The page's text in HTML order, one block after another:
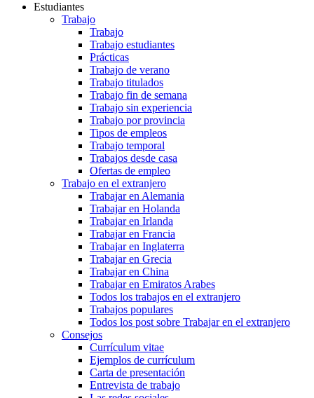
Estudiantes
Trabajo
Trabajo
Trabajo estudiantes
Prácticas
Trabajo de verano
Trabajo titulados
Trabajo fin de semana
Trabajo sin experiencia
Trabajo por provincia
Tipos de empleos
Trabajo temporal
Trabajos desde casa
Ofertas de empleo
Trabajo en el extranjero
Trabajar en Alemania
Trabajar en Holanda
Trabajar en Irlanda
Trabajar en Francia
Trabajar en Inglaterra
Trabajar en Grecia
Trabajar en China
Trabajar en Emiratos Arabes
Todos los trabajos en el extranjero
Trabajos populares
Todos los post sobre Trabajar en el extranjero
Consejos
Currículum vitae
Ejemplos de currículum
Carta de presentación
Entrevista de trabajo